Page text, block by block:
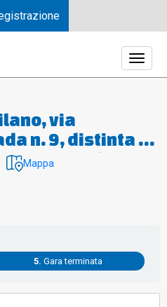
via
n. 9, distinta al
mappale 419,
C/2,
mq. 9,
Nord –
6 – Est –
sub 1; Sud
– proprietà di
libero.
Mappa
Gara terminata